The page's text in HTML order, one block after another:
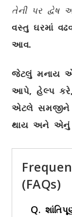
તેની પર દ્વેષ
વસ્તુ ઘરમાં
આવ.
જેટલું મનાય
આપે,હેલ્પ કરે
એટલે સમજીને
થાય અને એનું
(FAQs)
Q.